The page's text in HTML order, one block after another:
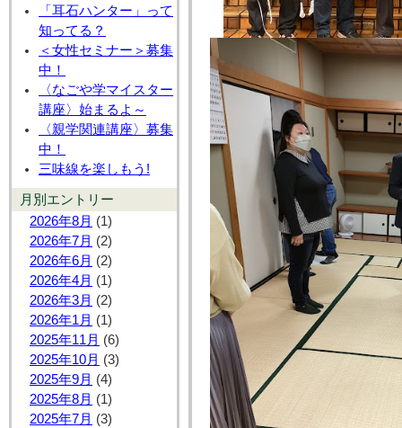
「耳石ハンター」って
知ってる？
＜女性セミナー＞募集
中！
〈なごや学マイスター
講座〉始まるよ～
〈親学関連講座〉募集
中！
三味線を楽しもう!
月別エントリー
2026年8月 (1)
2026年7月 (2)
2026年6月 (2)
2026年4月 (1)
2026年3月 (2)
2026年1月 (1)
2025年11月 (6)
2025年10月 (3)
2025年9月 (4)
2025年8月 (1)
2025年7月 (3)